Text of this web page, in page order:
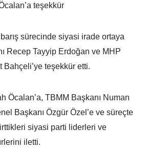
teşekkür
barış sürecinde siyasi irade ortaya
Recep Tayyip Erdoğan ve MHP
Bahçeli’ye teşekkür etti.
Öcalan’a, TBMM Başkanı Numan
Başkanı Özgür Özel’e ve süreçte
siyasi parti liderleri ve
iletti.